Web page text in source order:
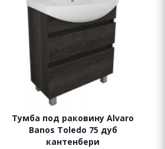
Тумба под раковину Alvaro
Banos Toledo 75 дуб
кантенбери